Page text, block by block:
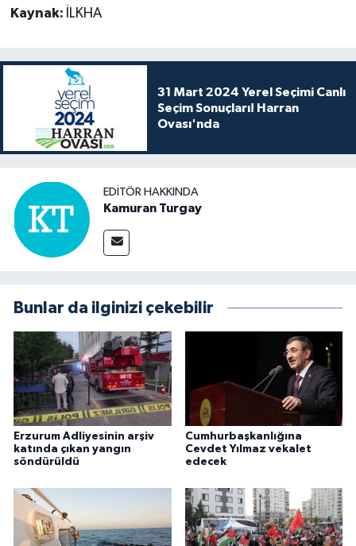
Kaynak: İLKHA
31 Mart 2024 Yerel Seçimi Canlı
Seçim Sonuçları! Harran
Ovası'nda
EDITÖR HAKKINDA
Kamuran Turgay
Bunlar da ilginizi çekebilir
Erzurum Adliyesinin arşiv
katında çıkan yangın
söndürüldü
Cumhurbaşkanlığına
Cevdet Yılmaz vekalet
edecek